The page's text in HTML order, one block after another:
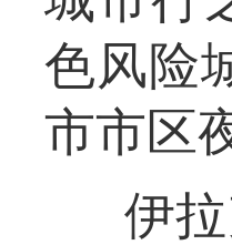
色风险
市市区
伊